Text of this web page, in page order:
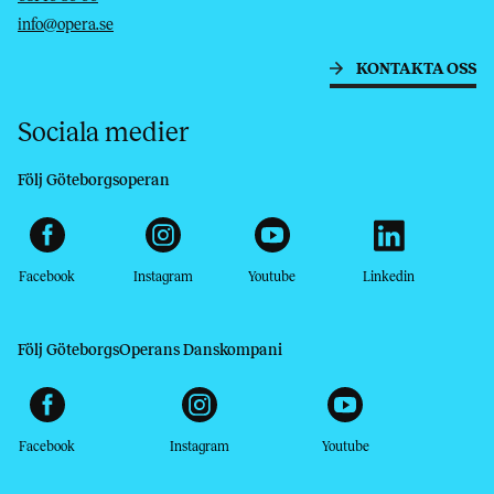
info@opera.se
KONTAKTA OSS
Sociala medier
Följ Göteborgsoperan
Facebook Instagram Youtube Linkedin
Följ GöteborgsOperans Danskompani
Facebook Instagram Youtube